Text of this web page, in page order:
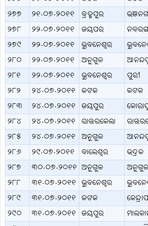
୨୭୭
୨୧.୦୭.୨୦୧୧ ବ୍ରହ୍ମପୁର
୨୭୮
୨୨.୦୭.୨୦୧୧ ଜୟପର
୨୭୯
୨୨.୦୭.୨୦୧୧ ଭୁବନେଶ୍ବର
୨୮୦
୨୨.୦୭.୨୦୧୧ ଅନୁଗୁଳ
୨୮୧
୨୨.୦୭.୨୦୧୧ ଭୁବନେଶ୍ବର ପୁରୀ
୨୮୨
୨୪.୦୭.୨୦୧୧ କଟକ କଟକ
୨୮୩
୨୪.୦୭.୨୦୧୧ ଜୟପୁର
୨୮୪
୨୪.୦୭.୨୦୧୧ ରାଉରକେଲା
୨୮୫
୨୪.୦୭.୨୦୧୧ ଅନୁଗୁଳ
୨୮୬
୨୯.୦୭.୨୦୧୧ ବାଲେଶ୍ବର ଭଦ୍ରକ
୨୮୭
୩୦.୦୭.୨୦୧୧ ଅନୁଗୁଳ ଅନୁଗୁଳ
୨୮୮
୩୧.୦୭.୨୦୧୧ ଭୁବନେଶ୍ବର
୨୮୯
୩୧.୦୭.୨୦୧୧ କଟକ
୨୯୦
୩୧.୦୭.୨୦୧୧ ଜୟପୁର